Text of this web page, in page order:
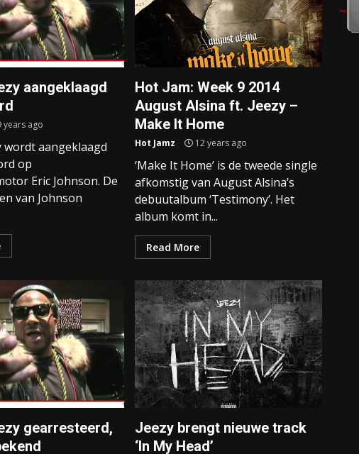
aangeklaagd
years ago
wordt aangeklaagd
op
Eric Johnson. De
van Johnson
Hot Jam: Week 9 2014
August Alsina ft. Jeezy –
Make It Home
Hot Jamz 12 years ago
‘Make It Home’ is de tweede single
afkomstig van August Alsina’s
debuutalbum ‘Testimony’. Het
album komt in...
Read More
gearresteerd,
Jeezy brengt nieuwe track
‘In My Head’